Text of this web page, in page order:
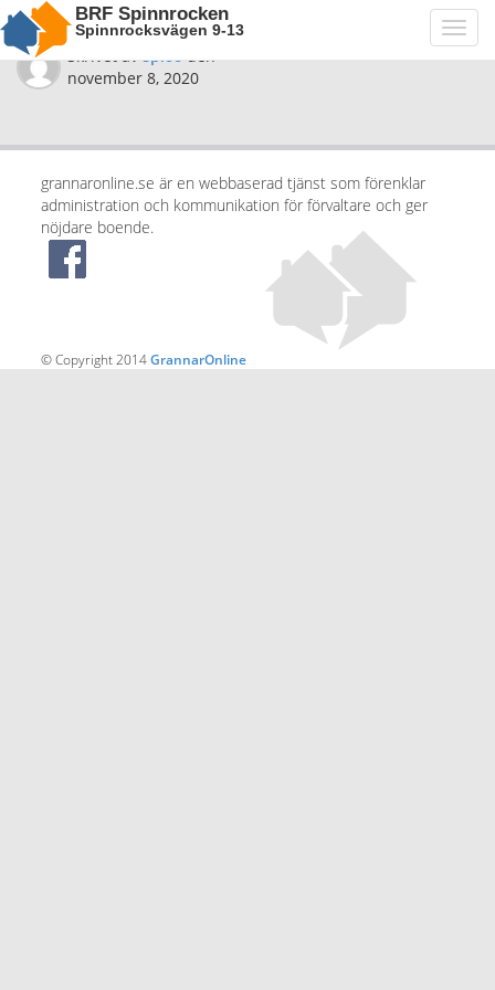
BRF Spinnrocken
Spinnrocksvägen 9-13
Skrivet avspi06den
november 8, 2020
grannaronline.se är en webbaserad tjänst som förenklar
administration och kommunikation för förvaltare och ger
nöjdare boende.
© Copyright 2014GrannarOnline